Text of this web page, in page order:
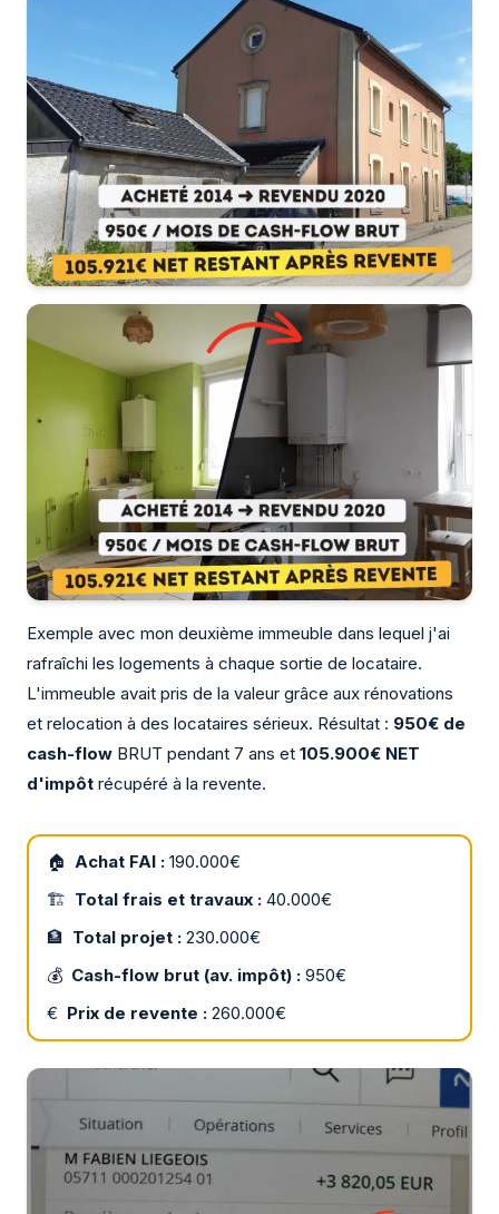
Exemple avec mon deuxième immeuble dans lequel j'ai
rafraîchi les logements à chaque sortie de locataire.
L'immeuble avait pris de la valeur grâce aux rénovations
et relocation à des locataires sérieux. Résultat : 950€ de
cash-flow BRUT pendant 7 ans et 105.900€ NET
d'impôt récupéré à la revente.
🏠 Achat FAI : 190.000€
🏗 Total frais et travaux : 40.000€
🏦 Total projet : 230.000€
💰 Cash-flow brut (av. impôt) : 950€
€ Prix de revente : 260.000€